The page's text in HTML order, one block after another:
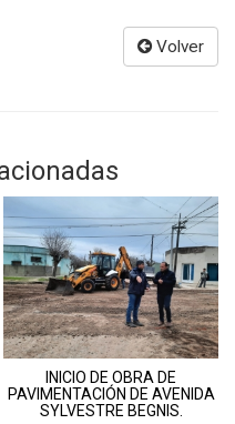
Volver
INICIO DE OBRA DE
PAVIMENTACIÓN DE AVENIDA
SYLVESTRE BEGNIS.